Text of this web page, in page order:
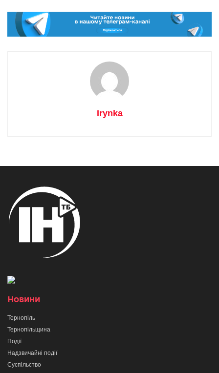
Irynka
Новини
Тернопіль
Тернопільщина
Події
Надзвичайні події
Суспільство